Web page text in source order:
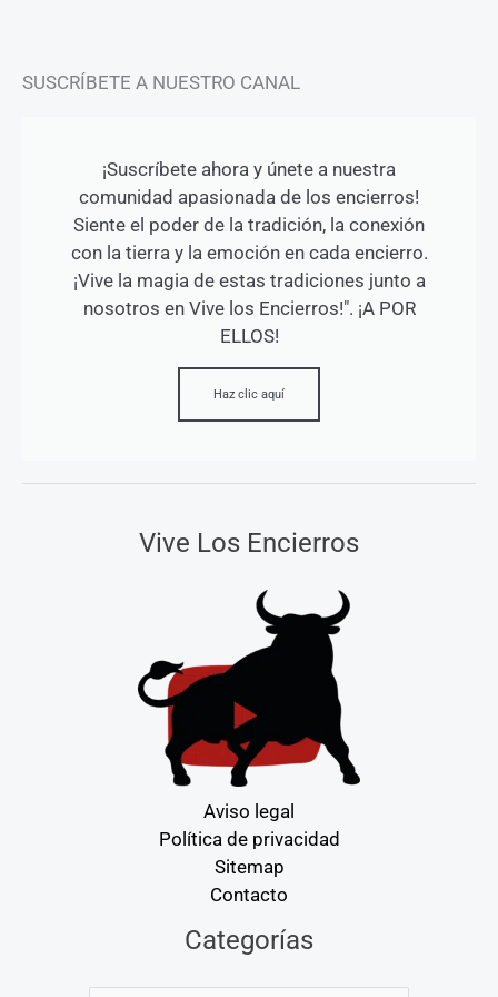
SUSCRÍBETE A NUESTRO CANAL
¡Suscríbete ahora y únete a nuestra
comunidad apasionada de los encierros!
Siente el poder de la tradición, la conexión
con la tierra y la emoción en cada encierro.
¡Vive la magia de estas tradiciones junto a
nosotros en Vive los Encierros!". ¡A POR
ELLOS!
Haz clic aquí
Vive Los Encierros
Aviso legal
Política de privacidad
Sitemap
Contacto
Categorías